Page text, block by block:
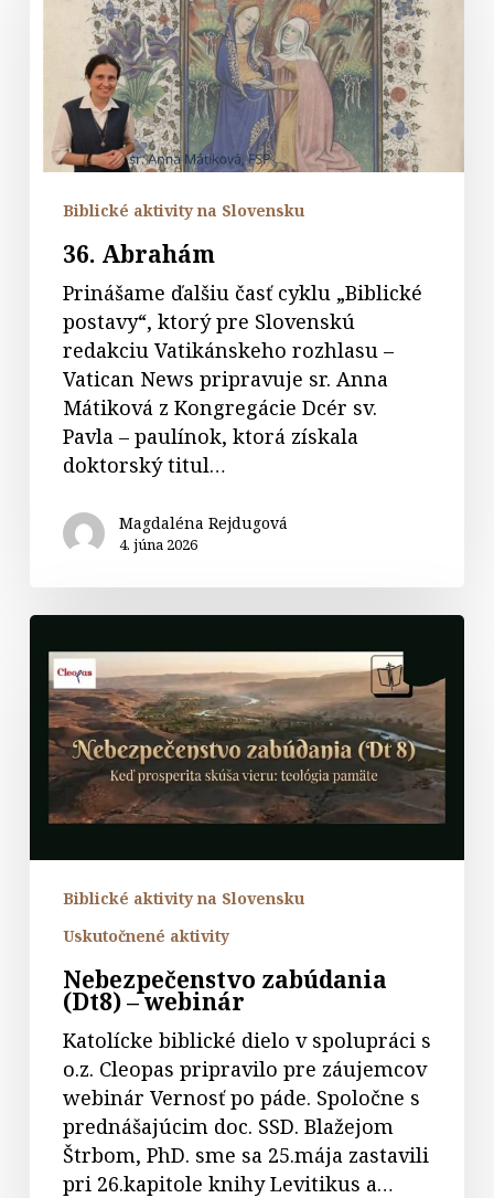
Biblické aktivity na Slovensku
36. Abrahám
Prinášame ďalšiu časť cyklu „Biblické
postavy“, ktorý pre Slovenskú
redakciu Vatikánskeho rozhlasu –
Vatican News pripravuje sr. Anna
Mátiková z Kongregácie Dcér sv.
Pavla – paulínok, ktorá získala
doktorský titul…
Magdaléna Rejdugová
4. júna 2026
Nebezpečenstvo
zabúdania
(Dt8)
webinár
Biblické aktivity na Slovensku
Uskutočnené aktivity
Nebezpečenstvo zabúdania
(Dt8) – webinár
Katolícke biblické dielo v spolupráci s
o.z. Cleopas pripravilo pre záujemcov
webinár Vernosť po páde. Spoločne s
prednášajúcim doc. SSD. Blažejom
Štrbom, PhD. sme sa 25.mája zastavili
pri 26.kapitole knihy Levitikus a…